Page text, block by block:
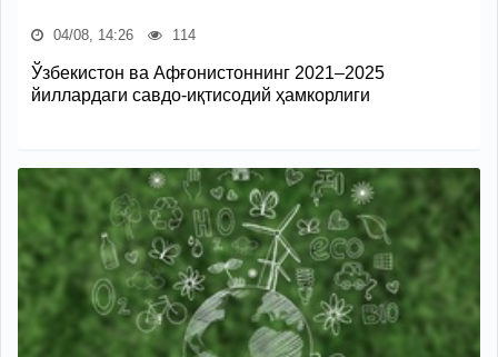
04/08, 14:26 114
Ўзбекистон ва Афғонистоннинг 2021–2025
йиллардаги савдо-иқтисодий ҳамкорлиги